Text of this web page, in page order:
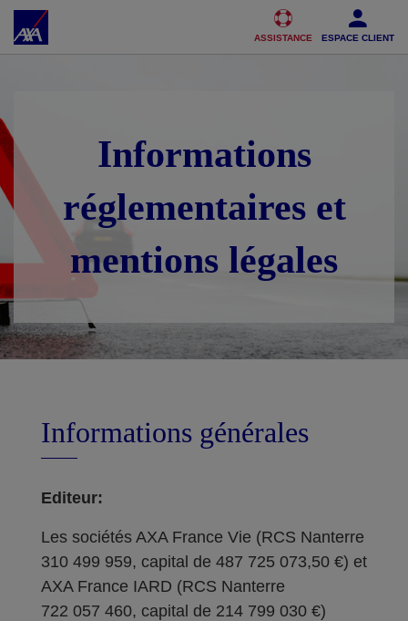
Accéder au Contenu Accéder au Pied de page
ASSISTANCE ESPACE CLIENT
Informations
réglementaires et
mentions légales
Informations générales
Editeur:
Les sociétés AXA France Vie (RCS Nanterre
310 499 959, capital de 487 725 073,50 €) et
AXA France IARD (RCS Nanterre
722 057 460, capital de 214 799 030 €)